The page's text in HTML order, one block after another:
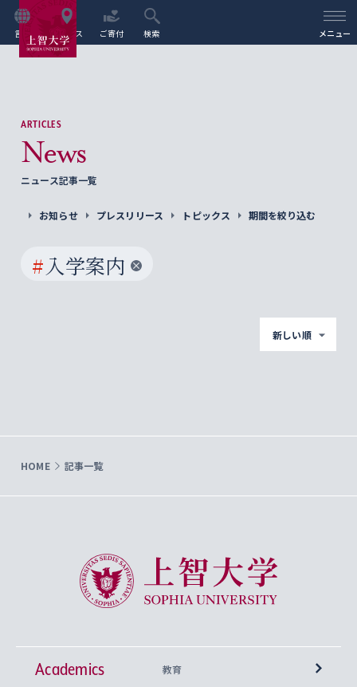
言語 アクセス ご寄付 検索 メニュー
ARTICLES
News
ニュース記事一覧
お知らせ プレスリリース トピックス 期間を絞り込む
#入学案内
新しい順
HOME 記事一覧
上智大学 Sophia University
Academics 教育